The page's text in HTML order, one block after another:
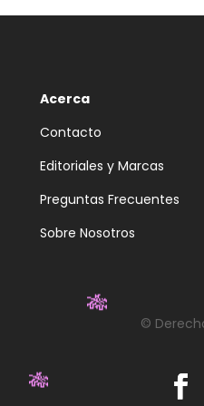
Acerca
Contacto
Editoriales y Marcas
Preguntas Frecuentes
Sobre Nosotros
©